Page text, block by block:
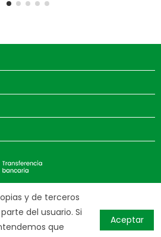
y de terceros
del usuario. Si
que
Aceptar